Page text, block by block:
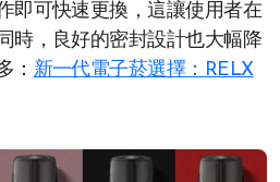
即可快速更換，這讓使用者在
時，良好的密封設計也大幅降
： 新一代電子菸選擇：RELX